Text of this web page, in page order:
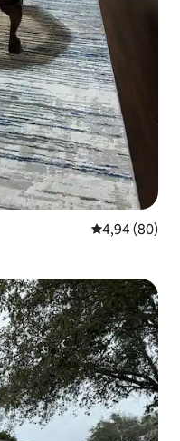
4,94 av 5 i
4,94 (80)